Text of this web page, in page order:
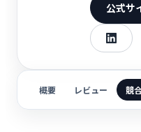
公式サ
概要 レビュー 競